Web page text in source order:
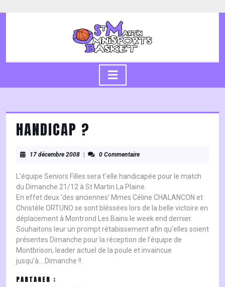
to
HANDICAP ?
17 décembre 200817
0 Commentaire
L’équipe Seniors Filles sera t’elle handicapée pour le match
du Dimanche 21/12 à St Martin La Plaine.
En effet deux ‘des anciennes’ Mmes Céline CHALANCON et
Christèle ORTUNO se sont bléssées lors de la belle victoire en
déplacement à Montrond Les Bains le week end dernier.
Souhaitons leur un prompt rétabissement afin qu’elles soient
présentes Dimanche pour la réception de l’équipe de
Montbrison, leader actuel de la poule et invaincue
jusqu’à….Dimanche !!
PARTAGER :